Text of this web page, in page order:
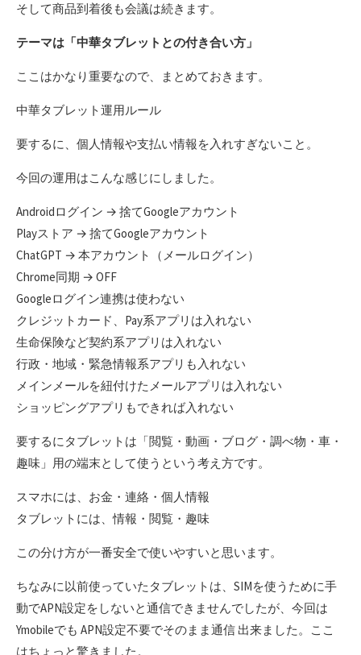
そして商品到着後も会議は続きます。
テーマは「中華タブレットとの付き合い方」
ここはかなり重要なので、まとめておきます。
中華タブレット運用ルール
要するに、個人情報や支払い情報を入れすぎないこと。
今回の運用はこんな感じにしました。
Androidログイン → 捨てGoogleアカウント
Playストア → 捨てGoogleアカウント
ChatGPT → 本アカウント（メールログイン）
Chrome同期 → OFF
Googleログイン連携は使わない
クレジットカード、Pay系アプリは入れない
生命保険など契約系アプリは入れない
行政・地域・緊急情報系アプリも入れない
メインメールを紐付けたメールアプリは入れない
ショッピングアプリもできれば入れない
要するにタブレットは「閲覧・動画・ブログ・調べ物・車・
趣味」用の端末として使うという考え方です。
スマホには、お金・連絡・個人情報
タブレットには、情報・閲覧・趣味
この分け方が一番安全で使いやすいと思います。
ちなみに以前使っていたタブレットは、SIMを使うために手
動でAPN設定をしないと通信できませんでしたが、今回は
Ymobileでも APN設定不要でそのまま通信 出来ました。ここ
はちょっと驚きました。